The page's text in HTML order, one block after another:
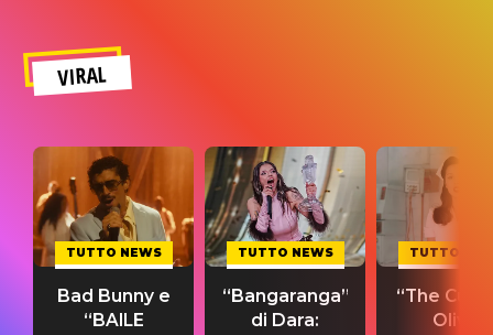
VIRAL
TUTTO NEWS
Bad Bunny e
“BAILE
TUTTO NEWS
“Bangaranga”
di Dara:
TUTTO
“The
Olivia